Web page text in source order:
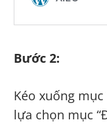
Bước 2:
Kéo xuống
lựa chọn mục